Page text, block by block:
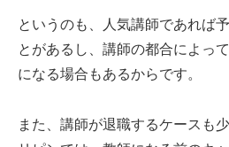
というのも、人気講師であれば
とがあるし、講師の都合によっ
になる場合もあるからです。
また、講師が退職するケースも